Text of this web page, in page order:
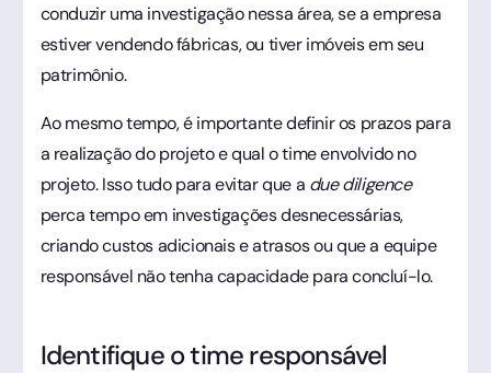
conduzir uma investigação nessa área, se a empresa
estiver vendendo fábricas, ou tiver imóveis em seu
patrimônio.
Ao mesmo tempo, é importante definir os prazos para
a realização do projeto e qual o time envolvido no
projeto. Isso tudo para evitar que a due diligence
perca tempo em investigações desnecessárias,
criando custos adicionais e atrasos ou que a equipe
responsável não tenha capacidade para concluí-lo.
Identifique o time responsável